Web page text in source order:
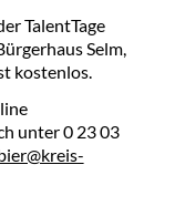
TalentTage
Selm,
kostenlos.
unter 0 23 03